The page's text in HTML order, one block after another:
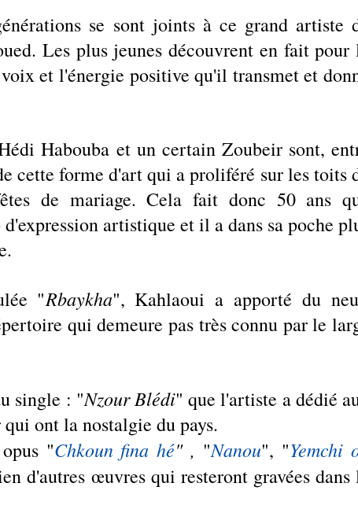
se sont joints à ce grand artiste
Les plus jeunes découvrent en fait pour
et l'énergie positive qu'il transmet et
Habouba et un certain Zoubeir sont,
cette forme d'art qui a proliféré sur les toits
de mariage. Cela fait donc 50 ans
artistique et il a dans sa poche
"Rbaykha", Kahlaoui a apporté du
qui demeure pas très connu par le
single : "Nzour Blédi" que l'artiste a dédié
ont la nostalgie du pays.
"Chkoun fina hé" , "Nanou", "Yemchi
d'autres œuvres qui resteront gravées dans